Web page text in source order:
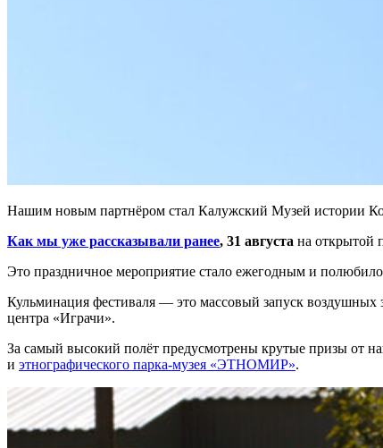
Нашим новым партнёром стал Калужский Музей истории
Как мы уже рассказывали ранее, 31 августа на открытой
Это праздничное мероприятие стало ежегодным и
Кульминация фестиваля — это массовый запуск воздушных
центра «Играчи».
За самый высокий полёт предусмотрены крутые призы от
и этнографического парка-музея «ЭТНОМИР».